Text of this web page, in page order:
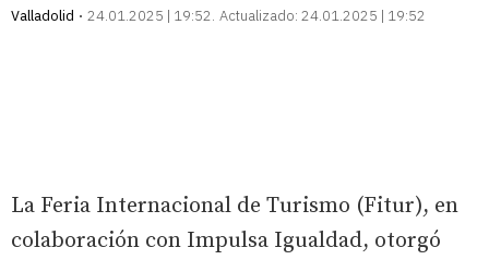
Valladolid
24.01.2025 | 19:52 Actualizado: 24.01.2025 | 19:52
La Feria Internacional de Turismo (Fitur), en
colaboración con Impulsa Igualdad, otorgó